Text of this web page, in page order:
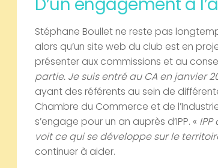
Stéphane Boullet ne reste pas
alors qu’un site web du club est en
présenter aux commissions et au
partie. Je suis entré au CA en janvier
ayant des référents au sein de
Chambre du Commerce et de
s’engage pour un an auprès d’IPP. «
voit ce qui se développe sur le
continuer à aider.